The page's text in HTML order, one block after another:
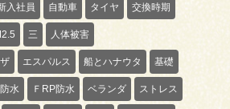
入社員 自動車 タイヤ 交換時期
三 人体被害
エスパルス 船とハナウタ 基礎
防水 ＦRP防水 ベランダ ストレス